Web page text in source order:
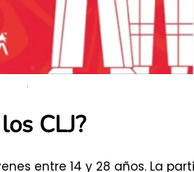
.
CLJ?
entre 14 y 28 años. La